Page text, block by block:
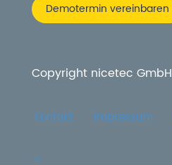
Demotermin vereinbaren
Copyright nicetec GmbH
Kontakt Impressum